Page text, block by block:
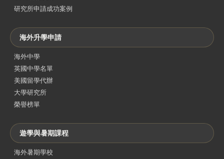
研究所申請成功案例
海外升學申請
海外中學
英國中學名單
美國留學代辦
大學研究所
榮譽榜單
遊學與暑期課程
海外暑期學校